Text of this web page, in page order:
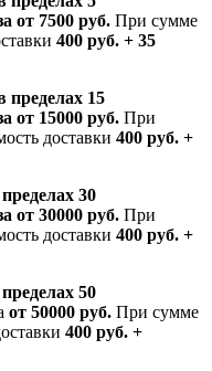
от 7500 руб. При сумме
400 руб. + 35
15
от 15000 руб. При
доставки 400 руб. +
30
от 30000 руб. При
доставки 400 руб. +
50
от 50000 руб. При сумме
400 руб. +